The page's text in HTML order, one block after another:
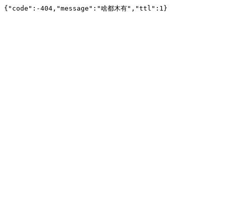
{"code":-404,"message":"啥都木有","ttl":1}